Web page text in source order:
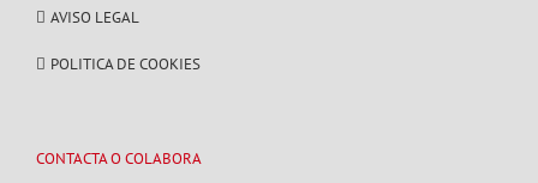
AVISO LEGAL
POLITICA DE COOKIES
CONTACTA O COLABORA